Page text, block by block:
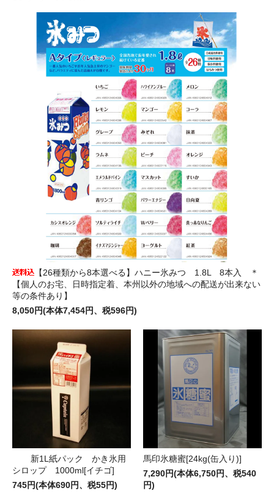
【26種類から8本選べる】ハニー氷みつ 1.8L 8本入 ＊
【個人のお宅、日時指定着、本州以外の地域への配送が出来ない
等の条件あり】
8,050円(本体7,454円、税596円)
新1L紙パック かき氷用
シロップ 1000ml[イチゴ]
745円(本体690円、税55円)
馬印氷糖蜜[24kg(缶入り)]
7,290円(本体6,750円、税540
円)